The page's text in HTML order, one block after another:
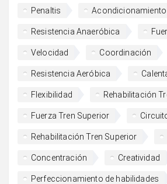
Penaltis Acondicionamiento
Resistencia Anaeróbica
Velocidad Coordinación
Resistencia Aeróbica
Flexibilidad Rehabilitación
Fuerza Tren Superior
Rehabilitación Tren Superior
Concentración Creatividad
Perfeccionamiento de habilidades